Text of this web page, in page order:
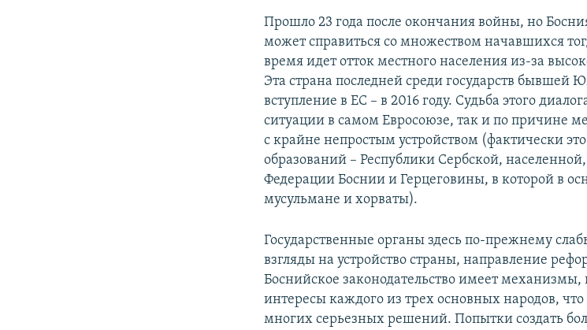
Прошло 23 года после окончания войны, но
может справиться со множеством начавшихся
время идет отток местного населения из-за
Эта страна последней среди государств бывшей
вступление в ЕС – в 2016 году. Судьба этого
ситуации в самом Евросоюзе, так и по причине
с крайне непростым устройством (фактически
образований – Республики Сербской,
Федерации Боснии и Герцеговины, в которой в
мусульмане и хорваты).
Государственные органы здесь по-прежнему
взгляды на устройство страны, направление
Боснийское законодательство имеет
интересы каждого из трех основных народов,
многих серьезных решений. Попытки создать